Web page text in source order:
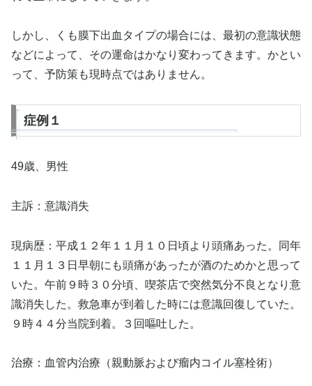
しかし、くも膜下出血タイプの場合には、最初の意識状態
などによって、その運命はかなり変わってきます。かとい
って、予防策も現時点ではありません。
症例１
49歳、男性
主訴：意識消失
現病歴：平成１２年１１月１０日頃より頭痛あった。同年
１１月１３日早朝にも頭痛があったが酒のためかと思って
いた。午前９時３０分頃、喫茶店で突然気分不良となり意
識消失した。救急車が到着した時には意識回復していた。
９時４４分当院到着。３回嘔吐した。
治療：血管内治療（親動脈および瘤内コイル塞栓術）